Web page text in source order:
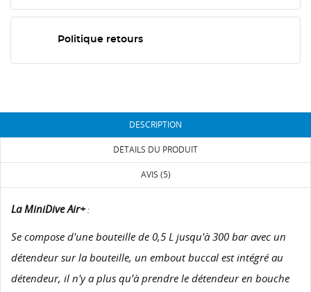
Politique retours
DESCRIPTION
DÉTAILS DU PRODUIT
AVIS (5)
La MiniDive Air+:
Se compose d'une bouteille de 0,5 L jusqu'à 300 bar avec un
détendeur sur la bouteille, un embout buccal est intégré au
détendeur, il n'y a plus qu’à prendre le détendeur en bouche